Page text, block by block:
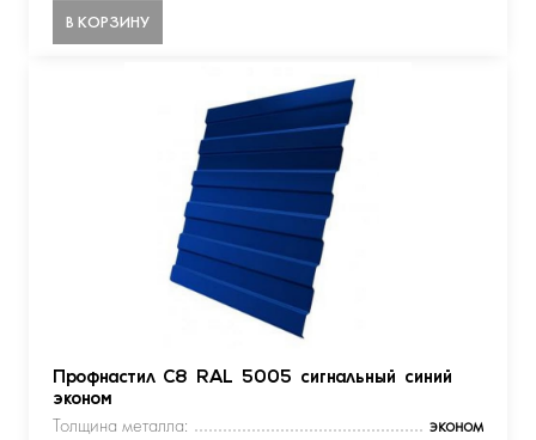
В КОРЗИНУ
Профнастил С8 RAL 5005 сигнальный синий
эконом
Толщина металла:
эконом